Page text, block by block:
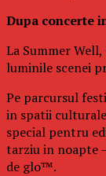
Dupa concerte
La Summer
luminile scenei
Pe parcursul
in spatii
special pentru
tarziu in noapte
de glo™.